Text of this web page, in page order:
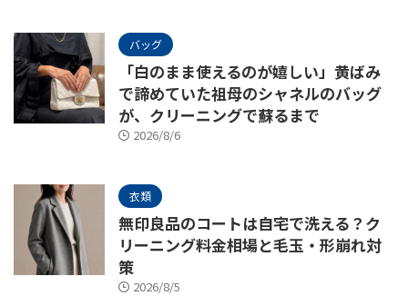
バッグ
「白のまま使えるのが嬉しい」黄ばみ
で諦めていた祖母のシャネルのバッグ
が、クリーニングで蘇るまで
2026/8/6
衣類
無印良品のコートは自宅で洗える？ク
リーニング料金相場と毛玉・形崩れ対
策
2026/8/5